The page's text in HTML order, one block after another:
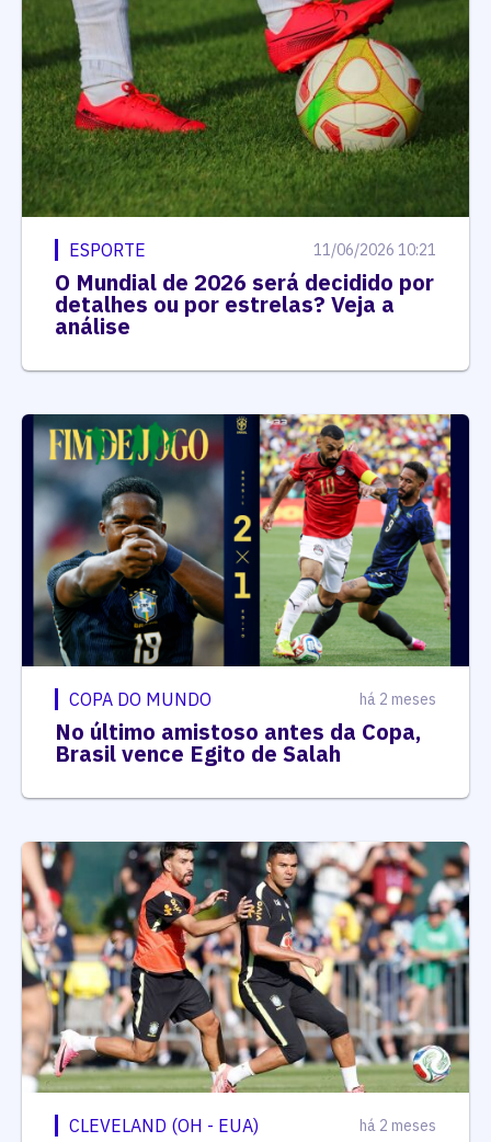
ESPORTE 11/06/2026 10:21
O Mundial de 2026 será decidido por
detalhes ou por estrelas? Veja a
análise
COPA DO MUNDO há 2 meses
No último amistoso antes da Copa,
Brasil vence Egito de Salah
CLEVELAND (OH - EUA) há 2 meses